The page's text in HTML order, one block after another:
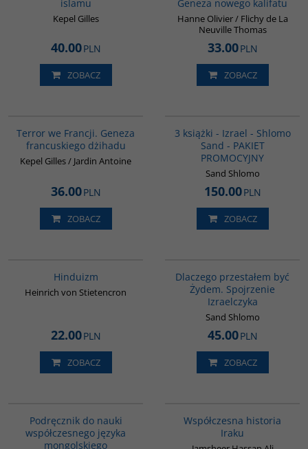
islamu
Kepel Gilles
40.00PLN
ZOBACZ
Geneza nowego kalifatu
Hanne Olivier / Flichy de La
Neuville Thomas
33.00PLN
ZOBACZ
Terror we Francji. Geneza
francuskiego dżihadu
Kepel Gilles / Jardin Antoine
36.00PLN
ZOBACZ
3 książki - Izrael - Shlomo
Sand - PAKIET
PROMOCYJNY
Sand Shlomo
150.00PLN
ZOBACZ
Hinduizm
Heinrich von Stietencron
22.00PLN
ZOBACZ
Dlaczego przestałem być
Żydem. Spojrzenie
Izraelczyka
Sand Shlomo
45.00PLN
ZOBACZ
Podręcznik do nauki
współczesnego języka
mongolskiego
Współczesna historia
Iraku